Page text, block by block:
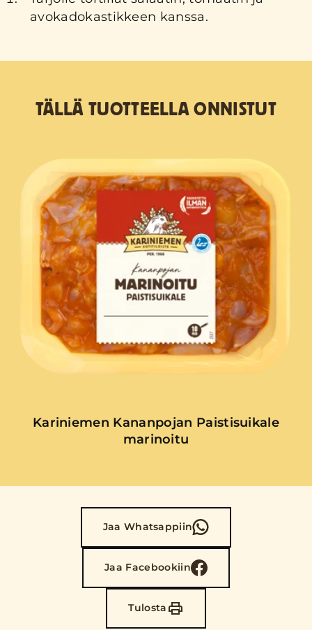
avokadokastikkeen kanssa.
TÄLLÄ TUOTTEELLA ONNISTUT
Kariniemen Kananpojan Paistisuikale
marinoitu
Jaa Whatsappiin
Jaa Facebookiin
Tulosta